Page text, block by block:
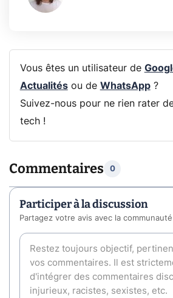
Vous êtes un utilisateur de
Actualitésou de WhatsApp?
Suivez-nous pour ne rien rater
tech !
Commentaires 0
Participer à la discussion
Partagez votre avis avec la